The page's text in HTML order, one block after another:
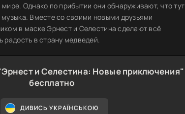
Однако по прибытии они обнаруживают, что тут
Вместе со своими новыми друзьями
в маске Эрнест и Селестина сделают всё
в страну медведей.
и Селестина: Новые приключения"
бесплатно
ДИВИСЬ УКРАЇНСЬКОЮ